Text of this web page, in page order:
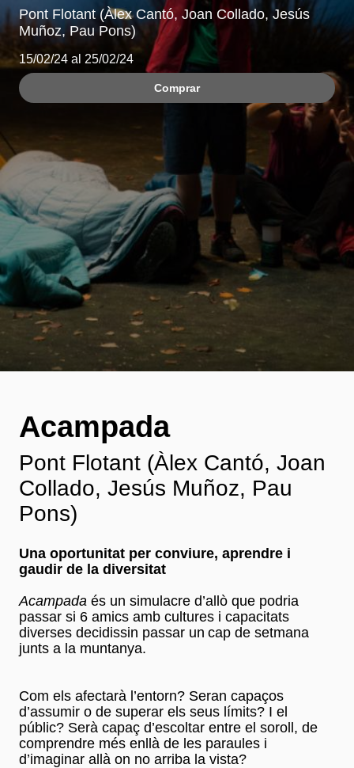
Pont Flotant (Àlex Cantó, Joan Collado, Jesús
Muñoz, Pau Pons)
15/02/24 al 25/02/24
Comprar
Acampada
Pont Flotant (Àlex Cantó, Joan
Collado, Jesús Muñoz, Pau
Pons)
Una oportunitat per conviure, aprendre i
gaudir de la diversitat
Acampada és un simulacre d’allò que podria
passar si 6 amics amb cultures i capacitats
diverses decidissin passar un cap de setmana
junts a la muntanya.
Com els afectarà l’entorn? Seran capaços
d’assumir o de superar els seus límits? I el
públic? Serà capaç d’escoltar entre el soroll, de
comprendre més enllà de les paraules i
d’imaginar allà on no arriba la vista?